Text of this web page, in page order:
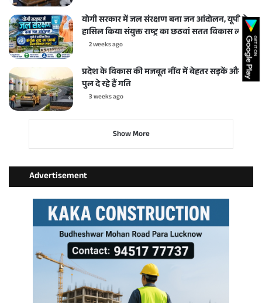
योगी सरकार में जल संरक्षण बना जन आंदोलन, यूपी ने
हासिल किया संयुक्त राष्ट्र का छठवां सतत विकास लक्ष्य
2 weeks ago
प्रदेश के विकास की मजबूत नींव में बेहतर सड़कें और
पुल दे रहे हैं गति
3 weeks ago
Show More
Advertisement